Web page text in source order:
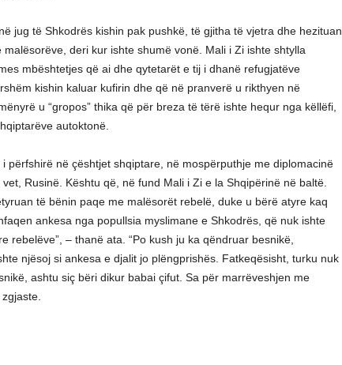
jug të Shkodrës kishin pak pushkë, të gjitha të vjetra dhe hezituan
deri kur ishte shumë vonë. Mali i Zi ishte shtylla
mbështetjes që ai dhe qytetarët e tij i dhanë refugjatëve
kishin kaluar kufirin dhe që në pranverë u rikthyen në
u “gropos” thika që për breza të tërë ishte hequr nga këllëfi,
autoktonë.
përfshirë në çështjet shqiptare, në mospërputhje me diplomacinë
Rusinë. Kështu që, në fund Mali i Zi e la Shqipërinë në baltë.
të bënin paqe me malësorët rebelë, duke u bërë atyre kaq
ankesa nga popullsia myslimane e Shkodrës, që nuk ishte
rebelëve”, – thanë ata. “Po kush ju ka qëndruar besnikë,
njësoj si ankesa e djalit jo plëngprishës. Fatkeqësisht, turku nuk
ashtu siç bëri dikur babai çifut. Sa për marrëveshjen me